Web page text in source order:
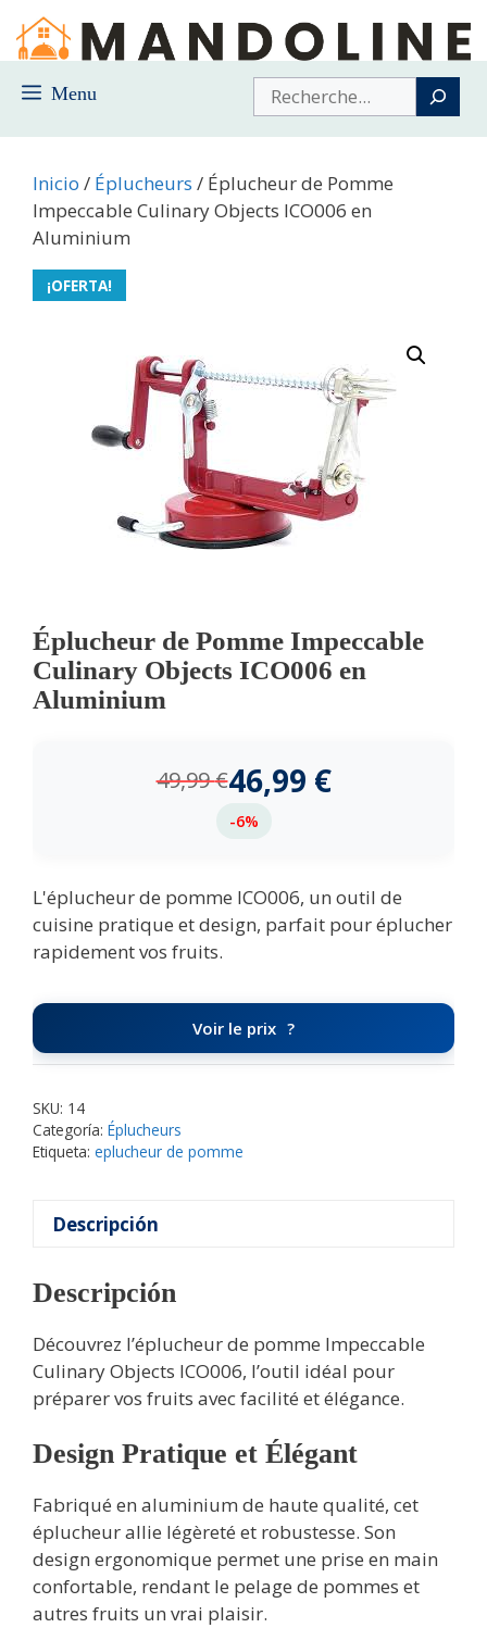
Saltar
contenido
Menu Buscar
Inicio / Éplucheurs / Éplucheur de Pomme
Impeccable Culinary Objects ICO006 en
Aluminium
¡OFERTA!
Éplucheur de Pomme Impeccable
Culinary Objects ICO006 en
Aluminium
49,99€46,99 €
-6%
L'éplucheur de pomme ICO006, un outil de
cuisine pratique et design, parfait pour éplucher
rapidement vos fruits.
Voir le prix
SKU: 14
Categoría: Éplucheurs
Etiqueta: eplucheur de pomme
Descripción
Descripción
Découvrez l’éplucheur de pomme Impeccable
Culinary Objects ICO006, l’outil idéal pour
préparer vos fruits avec facilité et élégance.
Design Pratique et Élégant
Fabriqué en aluminium de haute qualité, cet
éplucheur allie légèreté et robustesse. Son
design ergonomique permet une prise en main
confortable, rendant le pelage de pommes et
autres fruits un vrai plaisir.